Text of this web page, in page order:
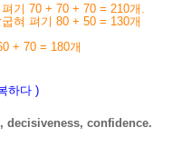
기 70 + 70 + 70 = 210개.
혀 펴기 80 + 50 = 130개
+ 70 = 180개
하다 )
decisiveness, confidence.